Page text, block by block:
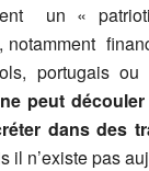
un «
notamment
portugais
peut
dans des
il n’existe pas